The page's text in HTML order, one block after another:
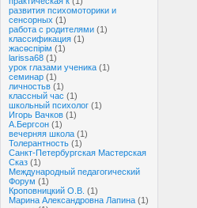
развития психомоторики и
сенсорных (1)
работа с родителями (1)
классификация (1)
жасөспірім (1)
larissa68 (1)
урок глазами ученика (1)
семинар (1)
личностьв (1)
классный час (1)
школьный психолог (1)
Игорь Вачков (1)
А.Бергсон (1)
вечерняя школа (1)
Толерантность (1)
Санкт-Петербургская Мастерская
Сказ (1)
Международный педагогический
Форум (1)
Кроповницкий О.В. (1)
Марина Александровна Лапина (1)